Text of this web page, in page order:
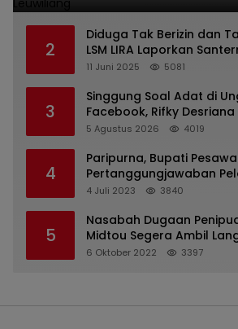
2
Diduga Tak Berizin dan
LSM LIRA Laporkan
Kejaksaan Kota Batu
11 Juni 2025 5081
3
Singgung Soal Adat di
Facebook, Rifky
PDA dan Bupati Kubar
5 Agustus 2026 4019
4
Paripurna, Bupati
Pertanggungjawaban
2022
4 Juli 2023 3840
5
Nasabah Dugaan
Midtou Segera Ambil
6 Oktober 2022 3397